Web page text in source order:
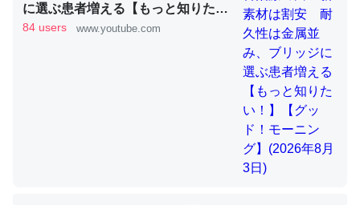
ウチもEchoを実家に置いて４年。でたまに覗いてる。ぼ
ちぼちRingも置こうかと画策中。あと、Googleマップで
位置情報を共有してる。電池残量や充電中かが分かるので
─たまにLINEするくらいだった遠方の父67歳と僕。ITツール導入で
コミュニケーションが劇的に変化した｜tayorini by LIFULL介護
に選ぶ患者増える【もっと知りた
い！】【グッド！モーニング】
84 users www.youtube.com